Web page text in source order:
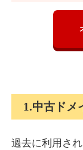
1.中古ドメ
過去に利用さ